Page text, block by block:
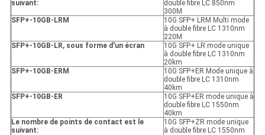
suivant:
double fibre LC 850nm
300M
SFP+-10GB-LRM
10G SFP+ LRM Multi mode
à double fibre LC 1310nm
220M
SFP+-10GB-LR, sous forme d'un écran
10G SFP+ LR mode unique
à double fibre LC 1310nm
20km
SFP+-10GB-ER M
10G SFP+ER Mode unique à
double fibre LC 1310nm
40km
SFP+-10GB-ER
10G SFP+ER mode unique à
double fibre LC 1550nm
40km
Le nombre de points de contact est le
suivant:
10G SFP+ZR mode unique
à double fibre LC 1550nm